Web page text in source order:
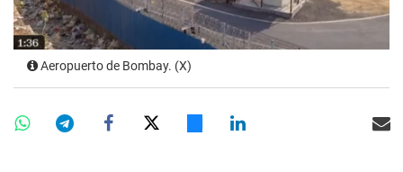
Aeropuerto de Bombay. (X)